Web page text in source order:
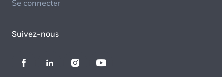
Se connecter
Suivez-nous